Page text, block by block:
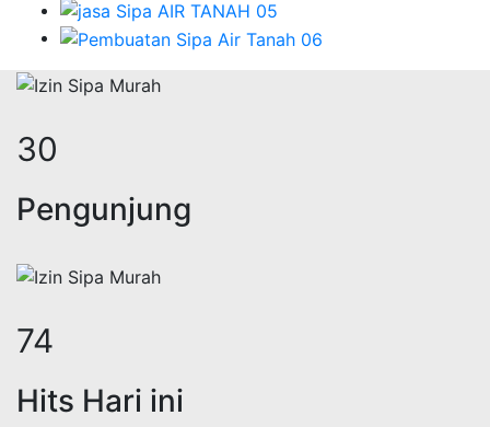
39
Pengunjung
97
Hits Hari ini